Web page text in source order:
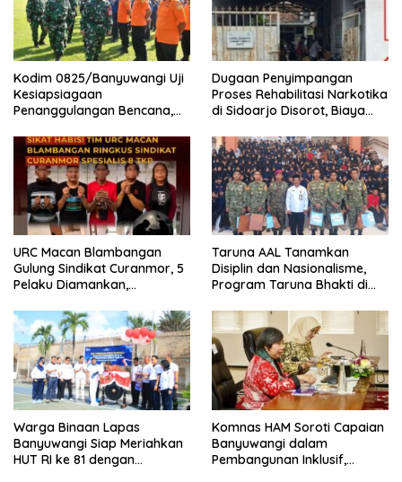
Kodim 0825/Banyuwangi Uji
Kesiapsiagaan
Penanggulangan Bencana,
Dugaan Penyimpangan
Proses Rehabilitasi Narkotika
di Sidoarjo Disorot, Biaya
Rekening Pribadi
URC Macan Blambangan
Gulung Sindikat Curanmor, 5
Pelaku Diamankan,
Banyuwangi
Taruna AAL Tanamkan
Disiplin dan Nasionalisme,
Program Taruna Bhakti di
Warga Binaan Lapas
Banyuwangi Siap Meriahkan
HUT RI ke 81 dengan
Komnas HAM Soroti Capaian
Banyuwangi dalam
Pembangunan Inklusif,